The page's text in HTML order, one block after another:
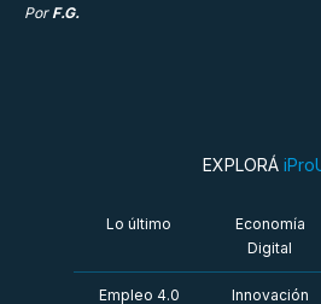
Por F.G.
EXPLORÁ
Lo último
Economía
Digital
Empleo 4.0 Innovación